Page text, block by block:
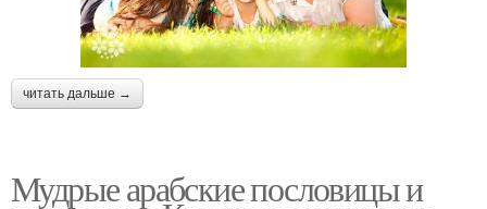
читать дальше →
Мудрые арабские пословицы и